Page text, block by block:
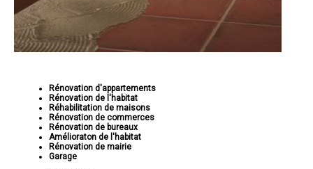
Rénovation d'appartements
Rénovation de l'habitat
Réhabilitation de maisons
Rénovation de commerces
Rénovation de bureaux
Amélioraton de l'habitat
Rénovation de mairie
Garage